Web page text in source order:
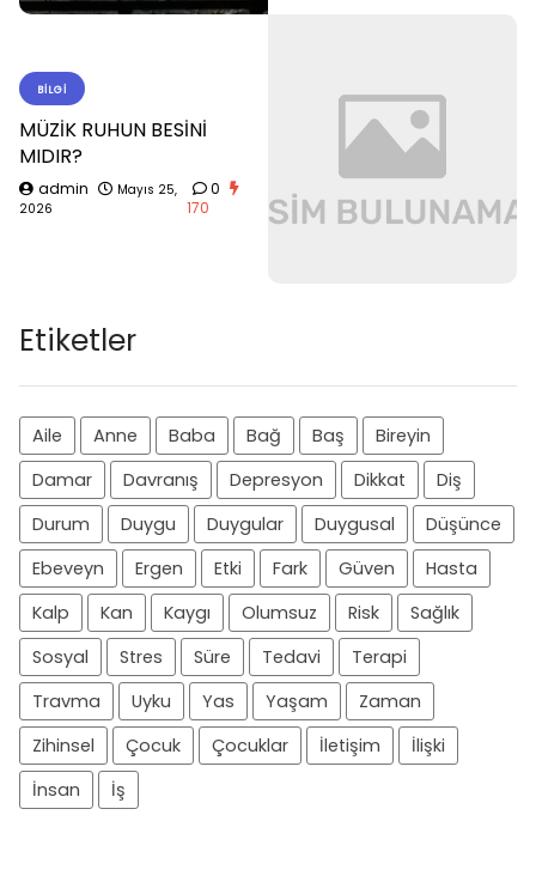
BILGI
MÜZİK RUHUN BESİNİ
MIDIR?
admin
Mayıs 25,
2026
0
170
Etiketler
Aile Anne Baba Bağ Baş
Bireyin
Damar
Davranış Depresyon Dikkat
Diş
Durum
Duygu Duygular Duygusal
Düşünce
Ebeveyn
Ergen Etki Fark Güven
Hasta
Kalp
Kan Kaygı Olumsuz Risk
Sağlık
Sosyal
Stres Süre Tedavi
Terapi
Travma
Uyku Yas Yaşam
Zaman
Zihinsel
Çocuk Çocuklar İletişim
İlişki
İnsan
İş